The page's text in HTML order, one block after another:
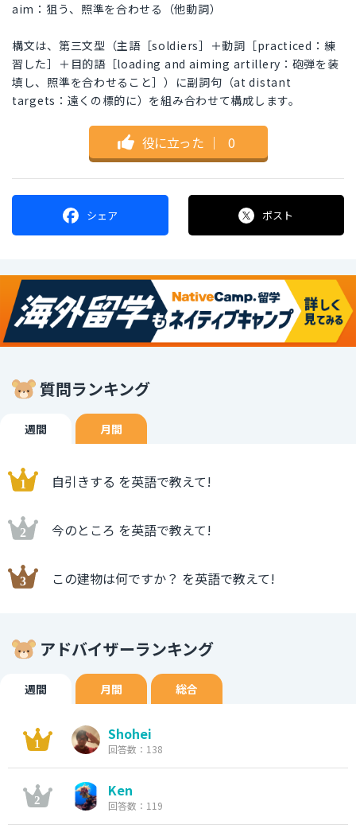
aim：狙う、照準を合わせる（他動詞）
構文は、第三文型（主語［soldiers］＋動詞［practiced：練
習した］＋目的語［loading and aiming artillery：砲弾を装
填し、照準を合わせること］）に副詞句（at distant
targets：遠くの標的に）を組み合わせて構成します。
役に立った ｜ 0
シェア ポスト
質問ランキング
週間 月間
自引きする を英語で教えて!
今のところ を英語で教えて!
この建物は何ですか？ を英語で教えて!
アドバイザーランキング
週間 月間 総合
Shohei
回答数：138
Ken
回答数：119